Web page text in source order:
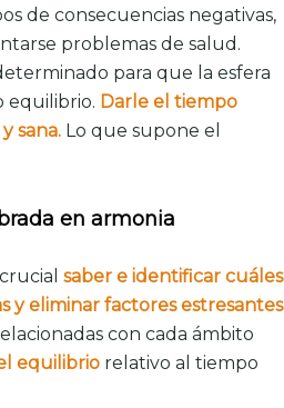
de consecuencias negativas,
problemas de salud.
para que la esfera
equilibrio. Darle el tiempo
sana. Lo que supone el
saber e identificar cuáles
y eliminar factores estresantes
con cada ámbito
equilibrio relativo al tiempo